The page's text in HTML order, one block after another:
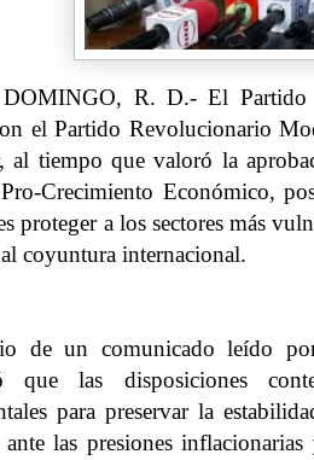
R. D.- El Partido
el Partido Revolucionario
al tiempo que valoró la
Crecimiento Económico,
proteger a los sectores más
coyuntura internacional.
de un comunicado leído
que las disposiciones
para preservar la
ante las presiones